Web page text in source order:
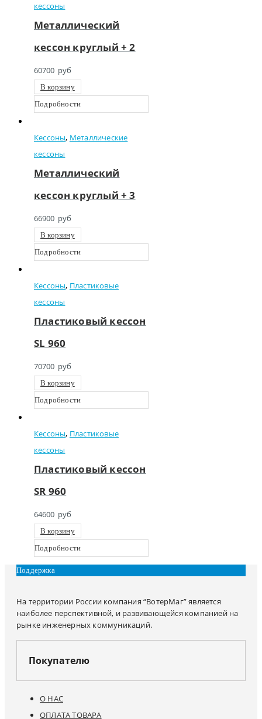
кессоны
Металлический
кессон круглый + 2
60700 руб
В корзину
Подробности
Кессоны, Металлические
кессоны
Металлический
кессон круглый + 3
66900 руб
В корзину
Подробности
Кессоны, Пластиковые
кессоны
Пластиковый кессон
SL 960
70700 руб
В корзину
Подробности
Кессоны, Пластиковые
кессоны
Пластиковый кессон
SR 960
64600 руб
В корзину
Подробности
Поддержка
На территории России компания “ВотерМаг” является
наиболее перспективной, и развивающейся компанией на
рынке инженерных коммуникаций.
Покупателю
О НАС
ОПЛАТА ТОВАРА